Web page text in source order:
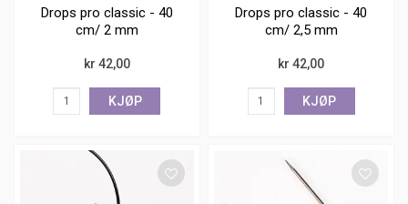
Drops pro classic - 40
cm/ 2 mm
kr 42,00
KJØP
Drops pro classic - 40
cm/ 2,5 mm
kr 42,00
KJØP